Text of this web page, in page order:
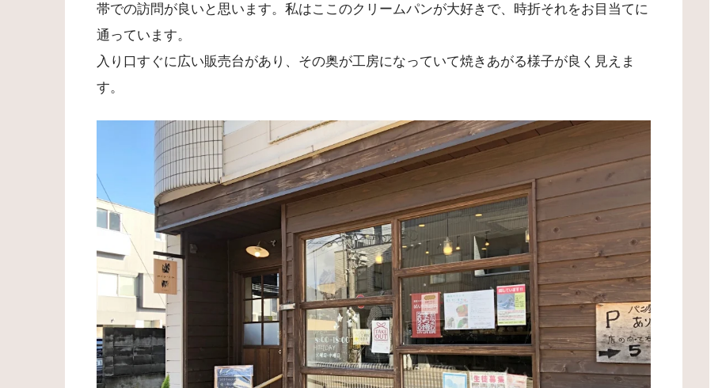
帯での訪問が良いと思います。私はここのクリームパンが大好きで、時折それをお目当てに
通っています。
入り口すぐに広い販売台があり、その奥が工房になっていて焼きあがる様子が良く見えま
す。